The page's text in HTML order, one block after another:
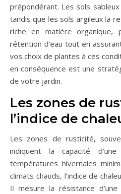
prépondérant. Les sols
tandis que les sols argileux la
riche en matière organique,
rétention d’eau tout en
vos choix de plantes à ces
en conséquence est une
de votre jardin.
Les zones de
l’indice de
Les zones de rusticité,
indiquent la capacité
températures hivernales
climats chauds, l’indice de
Il mesure la résistance